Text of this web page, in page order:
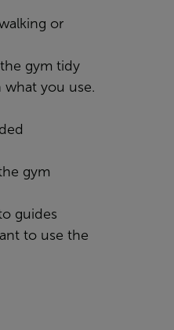
or
gym tidy
you use.
gym
guides
to use the